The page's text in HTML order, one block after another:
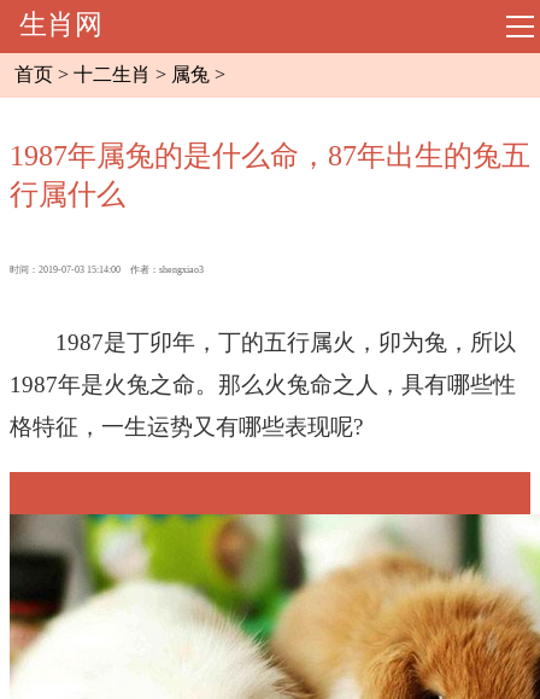
导
生肖网
起名大全
八字命理
十二生肖
十二星座
节日民俗
首页 > 十二生肖 > 属兔 >
1987年属兔的是什么命，87年出生的兔五
行属什么
时间：2019-07-03 15:14:00 作者：shengxiao3
1987是丁卯年，丁的五行属火，卯为兔，所以
1987年是火兔之命。那么火兔命之人，具有哪些性
格特征，一生运势又有哪些表现呢?